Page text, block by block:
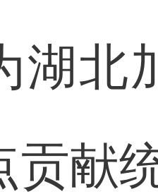
湖北
贡献